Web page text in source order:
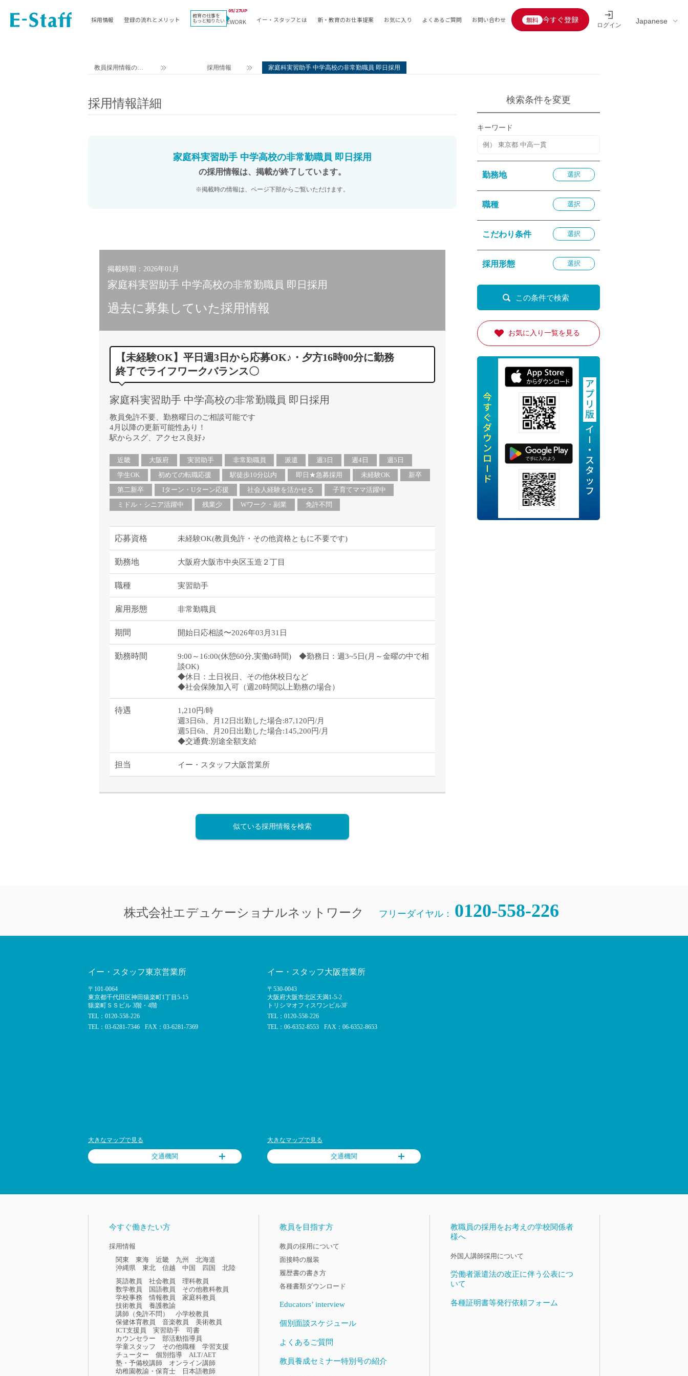
採用情報
情報教員
家庭科教員
保健体育教員
音楽教員
美術教員
実習助手
部活動指導員
学童スタッフ
その他職種
学習支援
チューター
個別指導
塾・予備校講師
オンライン講師
幼稚園教諭・保育士
日本語教師
学校支援員
広報・宣伝
一般事務
管理・運営
営業職
こども支援スタッフ
常勤講師
正社員
契約社員
月額固定給25万円以上
月額固定給20万円以上
駅徒歩10分以内
駅徒歩5分以内
英語力を活かす
土日祝休
初めての転職応援
即日★急募採用
学校名公開求人
登録の流れとメリット
教育の仕事を
もっと知りたい
05/27UP
EWORK
イー・スタッフとは 新・教育のお仕事提案 お気に入り よくあるご質問 お問い合わせ 今すぐ登録
ログイン
教員採用情報のイ
採用情報 家庭科実習助手 中学高校の非常勤職員 即日採用
採用情報詳細
家庭科実習助手 中学高校の非常勤職員 即日採用
の採用情報は、掲載が終了しています。
※掲載時の情報は、ページ下部からご覧いただけます。
掲載時期：2026年01月
家庭科実習助手 中学高校の非常勤職員 即日採用
過去に募集していた採用情報
【未経験OK】平日週3日から応募OK♪・夕方16時00分に勤務
終了でライフワークバランス〇
家庭科実習助手 中学高校の非常勤職員 即日採用
教員免許不要、勤務曜日のご相談可能です
4月以降の更新可能性あり！
駅からスグ、アクセス良好♪
近畿 大阪府 実習助手 非常勤職員 派遣 週3日 週4日
週5日
学生OK
初めての転職応援 駅徒歩10分以内 即日★急募採用 未経験OK
新卒
第二新卒
Iターン・Uターン応援 社会人経験を活かせる
子育てママ活躍中
ミドル・シニア活躍中
残業少 Wワーク・副業 免許不問
応募資格 未経験OK(教員免許・その他資格ともに不要です)
勤務地 大阪府大阪市中央区玉造２丁目
職種 実習助手
雇用形態 非常勤職員
期間 開始日応相談〜2026年03月31日
勤務時間
9:00～16:00(休憩60分,実働6時間) ◆勤務日：週3~5日(月～金曜の中で相
談OK)
◆休日：土日祝日、その他休校日など
◆社会保険加入可（週20時間以上勤務の場合）
待遇
1,210円/時
週3日6h、月12日出勤した場合:87,120円/月
週5日6h、月20日出勤した場合:145,200円/月
◆交通費:別途全額支給
担当 イー・スタッフ大阪営業所
似ている採用情報を検索
検索条件を変更
キーワード
勤務地 選択
職種 選択
こだわり条件 選択
採用形態 選択
お気に入り一覧を見る
株式会社エデュケーショナルネットワーク フリーダイヤル： 0120-558-226
イー・スタッフ東京営業所
〒101-0064
東京都千代田区神田猿楽町1丁目5-15
猿楽町ＳＳビル 3階・4階
TEL：0120-558-226
TEL：03-6281-7346
FAX：03-6281-7369
大きなマップで見る
交通機関
イー・スタッフ大阪営業所
〒530-0043
大阪府大阪市北区天満1-5-2
トリシマオフィスワンビル3F
TEL：0120-558-226
TEL：06-6352-8553
FAX：06-6352-8653
大きなマップで見る
交通機関
今すぐ働きたい方
採用情報
関東
東海 近畿 九州
北海道
沖縄県
東北 信越 中国 四国
北陸
英語教員
社会教員
理科教員
数学教員
国語教員
その他教科教員
学校事務
情報教員
家庭科教員
技術教員
養護教諭
講師（免許不問）
小学校教員
保健体育教員
音楽教員
美術教員
ICT支援員
実習助手
司書
カウンセラー
部活動指導員
学童スタッフ
その他職種
学習支援
チューター
個別指導
ALT/AET
塾・予備校講師
オンライン講師
幼稚園教諭・保育士
日本語教師
教員を目指す方
教員の採用について
面接時の服装
履歴書の書き方
各種書類ダウンロード
Educators’ interview
個別面談スケジュール
よくあるご質問
教員養成セミナー特別号の紹介
教職員の採用をお考えの学校関係者
様へ
外国人講師採用について
労働者派遣法の改正に伴う公表につ
いて
各種証明書等発行依頼フォーム